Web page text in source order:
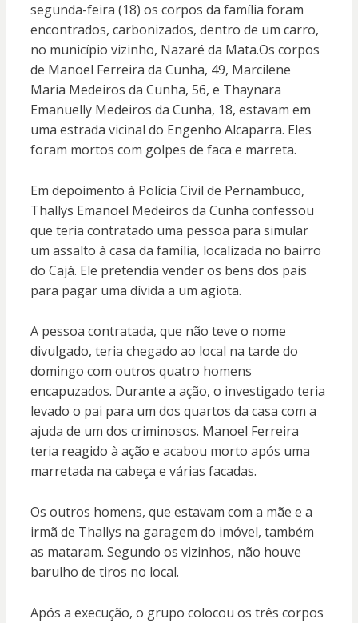
segunda-feira (18) os corpos da família foram
encontrados, carbonizados, dentro de um carro,
no município vizinho, Nazaré da Mata.Os corpos
de Manoel Ferreira da Cunha, 49, Marcilene
Maria Medeiros da Cunha, 56, e Thaynara
Emanuelly Medeiros da Cunha, 18, estavam em
uma estrada vicinal do Engenho Alcaparra. Eles
foram mortos com golpes de faca e marreta.
Em depoimento à Polícia Civil de Pernambuco,
Thallys Emanoel Medeiros da Cunha confessou
que teria contratado uma pessoa para simular
um assalto à casa da família, localizada no bairro
do Cajá. Ele pretendia vender os bens dos pais
para pagar uma dívida a um agiota.
A pessoa contratada, que não teve o nome
divulgado, teria chegado ao local na tarde do
domingo com outros quatro homens
encapuzados. Durante a ação, o investigado teria
levado o pai para um dos quartos da casa com a
ajuda de um dos criminosos. Manoel Ferreira
teria reagido à ação e acabou morto após uma
marretada na cabeça e várias facadas.
Os outros homens, que estavam com a mãe e a
irmã de Thallys na garagem do imóvel, também
as mataram. Segundo os vizinhos, não houve
barulho de tiros no local.
Após a execução, o grupo colocou os três corpos